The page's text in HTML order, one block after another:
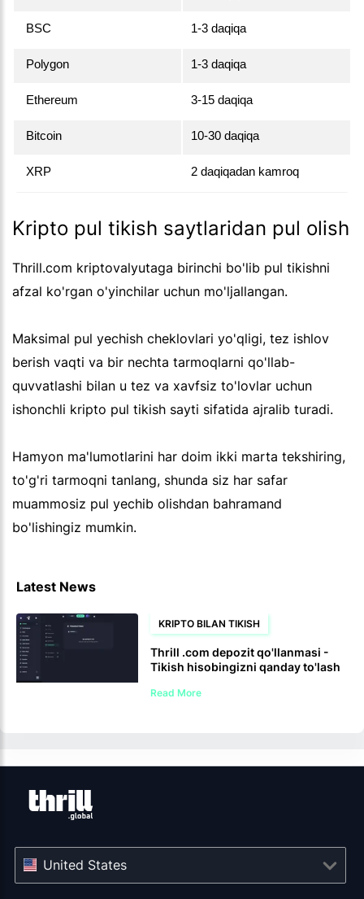
BSC 1-3 daqiqa
Polygon 1-3 daqiqa
Ethereum 3-15 daqiqa
Bitcoin 10-30 daqiqa
XRP 2 daqiqadan kamroq
Kripto pul tikish saytlaridan pul olish
Thrill.com kriptovalyutaga birinchi bo'lib pul tikishni
afzal ko'rgan o'yinchilar uchun mo'ljallangan.
Maksimal pul yechish cheklovlari yo'qligi, tez ishlov
berish vaqti va bir nechta tarmoqlarni qo'llab-
quvvatlashi bilan u tez va xavfsiz to'lovlar uchun
ishonchli kripto pul tikish sayti sifatida ajralib turadi.
Hamyon ma'lumotlarini har doim ikki marta tekshiring,
to'g'ri tarmoqni tanlang, shunda siz har safar
muammosiz pul yechib olishdan bahramand
bo'lishingiz mumkin.
Latest News
KRIPTO BILAN TIKISH
Thrill .com depozit qo'llanmasi -
Tikish hisobingizni qanday to'lash
Read More
United States